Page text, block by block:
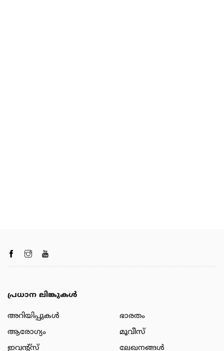
പ്രധാന ലിങ്കുകൾ
അറിയിപ്പുകള്‍
ആരോഗ്യം
ഇവന്റ്സ്
ഭാരതം
മൂവീസ്
ലേഖനങ്ങള്‍